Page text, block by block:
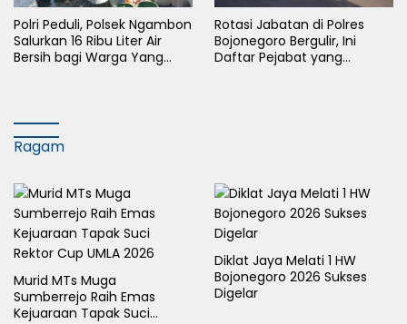
Polri Peduli, Polsek Ngambon
Salurkan 16 Ribu Liter Air
Bersih bagi Warga Yang
Rotasi Jabatan di Polres
Bojonegoro Bergulir, Ini
Daftar Pejabat yang
Ragam
Murid MTs Muga
Sumberrejo Raih Emas
Kejuaraan Tapak Suci
Diklat Jaya Melati 1 HW
Bojonegoro 2026 Sukses
Digelar